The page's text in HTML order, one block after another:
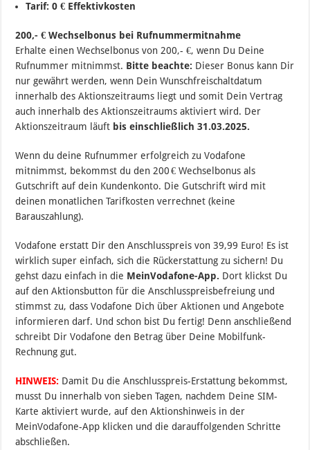
Tarif: 0 € Effektivkosten
200,- € Wechselbonus bei Rufnummermitnahme
Erhalte einen Wechselbonus von 200,- €, wenn Du Deine
Rufnummer mitnimmst. Bitte beachte: Dieser Bonus kann Dir
nur gewährt werden, wenn Dein Wunschfreischaltdatum
innerhalb des Aktionszeitraums liegt und somit Dein Vertrag
auch innerhalb des Aktionszeitraums aktiviert wird. Der
Aktionszeitraum läuft bis einschließlich 31.03.2025.
Wenn du deine Rufnummer erfolgreich zu Vodafone
mitnimmst, bekommst du den 200 € Wechselbonus als
Gutschrift auf dein Kundenkonto. Die Gutschrift wird mit
deinen monatlichen Tarifkosten verrechnet (keine
Barauszahlung).
Vodafone erstatt Dir den Anschlusspreis von 39,99 Euro! Es ist
wirklich super einfach, sich die Rückerstattung zu sichern! Du
gehst dazu einfach in die MeinVodafone-App. Dort klickst Du
auf den Aktionsbutton für die Anschlusspreisbefreiung und
stimmst zu, dass Vodafone Dich über Aktionen und Angebote
informieren darf. Und schon bist Du fertig! Denn anschließend
schreibt Dir Vodafone den Betrag über Deine Mobilfunk-
Rechnung gut.
HINWEIS: Damit Du die Anschlusspreis-Erstattung bekommst,
musst Du innerhalb von sieben Tagen, nachdem Deine SIM-
Karte aktiviert wurde, auf den Aktionshinweis in der
MeinVodafone-App klicken und die darauffolgenden Schritte
abschließen.